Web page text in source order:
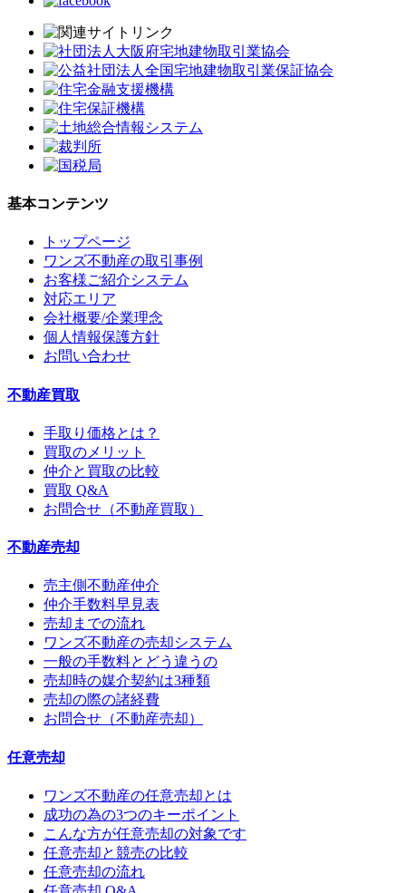
基本コンテンツ
トップページ
ワンズ不動産の取引事例
お客様ご紹介システム
対応エリア
会社概要/企業理念
個人情報保護方針
お問い合わせ
不動産買取
手取り価格とは？
買取のメリット
仲介と買取の比較
買取 Q&A
お問合せ（不動産買取）
不動産売却
売主側不動産仲介
仲介手数料早見表
売却までの流れ
ワンズ不動産の売却システム
一般の手数料とどう違うの
売却時の媒介契約は3種類
売却の際の諸経費
お問合せ（不動産売却）
任意売却
ワンズ不動産の任意売却とは
成功の為の3つのキーポイント
こんな方が任意売却の対象です
任意売却と競売の比較
任意売却の流れ